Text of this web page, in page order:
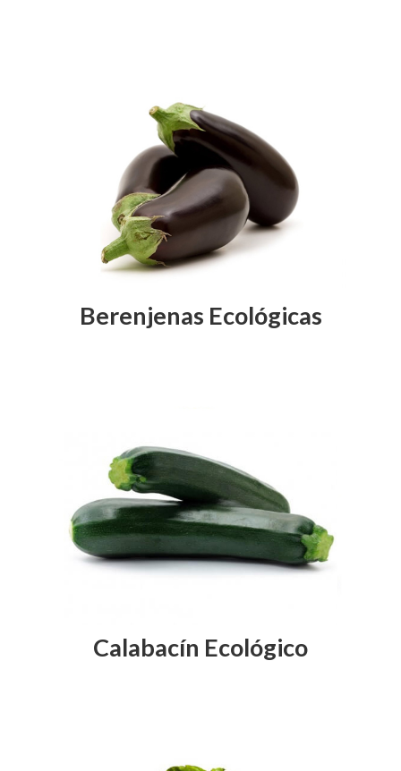
Berenjenas Ecológicas
Calabacín Ecológico